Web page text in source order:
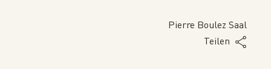
Pierre Boulez Saal
Teilen